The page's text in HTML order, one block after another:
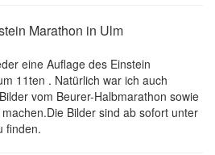
Marathon in Ulm
eine Auflage des Einstein
11ten . Natürlich war ich auch
vom Beurer-Halbmarathon sowie
Bilder sind ab sofort unter
finden.